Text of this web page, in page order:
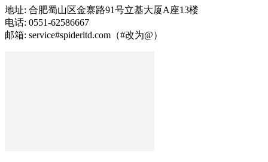
地址: 合肥蜀山区金寨路91号立基大厦A座13楼
电话: 0551-62586667
邮箱: service#spiderltd.com（#改为@）